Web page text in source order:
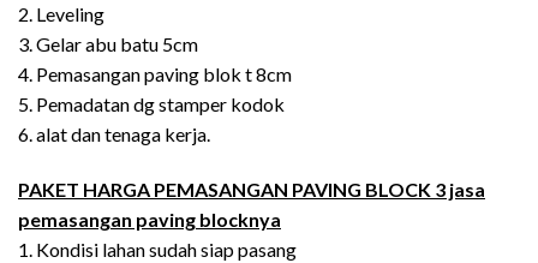
2. Leveling
3. Gelar abu batu 5cm
4. Pemasangan paving blok t 8cm
5. Pemadatan dg stamper kodok
6. alat dan tenaga kerja.
PAKET HARGA PEMASANGAN PAVING BLOCK 3 jasa
pemasangan paving blocknya
1. Kondisi lahan sudah siap pasang